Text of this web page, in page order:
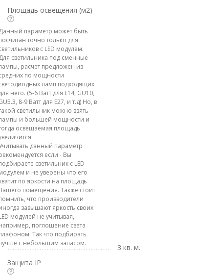
Площадь освещения (м2)
параметр может быть
точно только для
с LED модулем.
светильника под сменные
расчет предложен из
по мощности
ламп подходящих
него. (5-6 Ватт для E14, GU10,
8-9 Ватт для E27, и т.д) Но, в
светильник можно взять
и большей мощности и
освещаемая площадь
данный параметр
если - Вы
светильник с LED
и не уверены что его
по яркости на площадь
помещения. Также стоит
что производители
завышают яркость своих
модулей не учитывая,
поглощение света
Так что подбирать
с небольшим запасом.
3 кв. м.
Защита IP